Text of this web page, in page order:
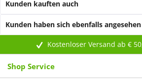
Kunden kauften auch
Kunden haben sich ebenfalls angesehen
Kostenloser Versand ab €
Shop Service